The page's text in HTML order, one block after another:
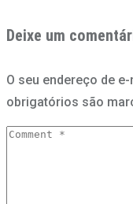
Deixe um
O seu endereço de
obrigatórios são